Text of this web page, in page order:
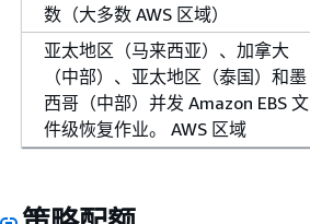
数（大多数 AWS 区域）
亚太地区（马来西亚）、加拿大
（中部）、亚太地区（泰国）和墨
西哥（中部）并发 Amazon EBS 文
件级恢复作业。 AWS 区域